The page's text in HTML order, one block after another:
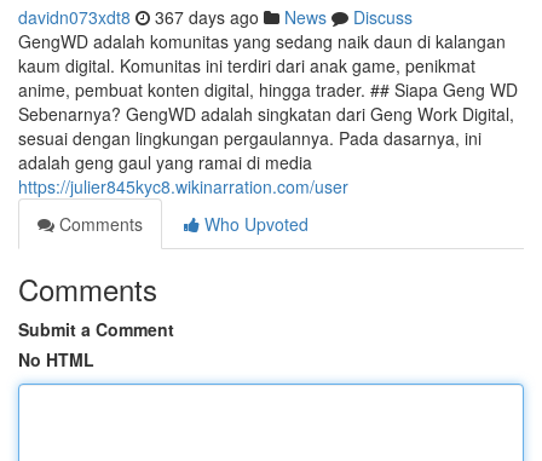
davidn073xdt8 367 days ago News
Discuss
GengWD adalah komunitas yang sedang naik daun di kalangan
kaum digital. Komunitas ini terdiri dari anak game, penikmat
anime, pembuat konten digital, hingga trader. ## Siapa Geng WD
Sebenarnya? GengWD adalah singkatan dari Geng Work Digital,
sesuai dengan lingkungan pergaulannya. Pada dasarnya, ini
adalah geng gaul yang ramai di media
https://julier845kyc8.wikinarration.com/user
Comments
Who Upvoted
Comments
Submit a Comment
No HTML